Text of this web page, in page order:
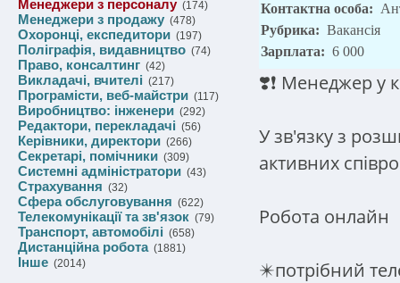
Менеджери з персоналу (174)
Менеджери з продажу (478)
Охоронці, експедитори (197)
Поліграфія, видавництво (74)
Право, консалтинг (42)
Викладачі, вчителі (217)
Програмісти, веб-майстри (117)
Виробництво: інженери (292)
Редактори, перекладачі (56)
Керівники, директори (266)
Секретарі, помічники (309)
Системні адміністратори (43)
Страхування (32)
Сфера обслуговування (622)
Телекомунікації та зв'язок (79)
Транспорт, автомобілі (658)
Дистанційна робота(1881)
Інше (2014)
Контактна особа:
Рубрика: Вакансія
Зарплата: 6 000
❣️❗️ Менеджер у
У зв'язку з
активних
Робота онлайн
✴️потрібний